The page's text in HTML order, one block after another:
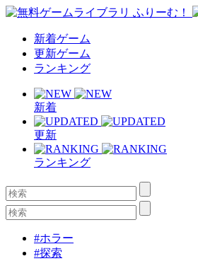
新着ゲーム
更新ゲーム
ランキング
新着
更新
ランキング
#ホラー
#探索